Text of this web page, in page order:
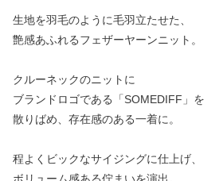
生地を羽毛のように毛羽立たせた、
艶感あふれるフェザーヤーンニット。
クルーネックのニットに
ブランドロゴである「SOMEDIFF」を
散りばめ、存在感のある一着に。
程よくビックなサイジングに仕上げ、